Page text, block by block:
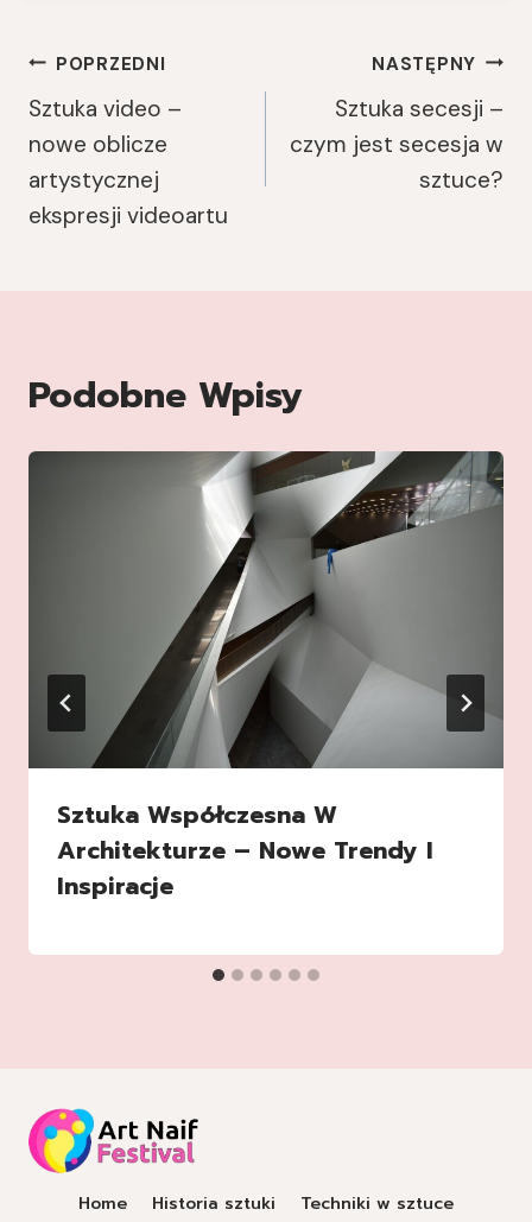
Nawigacja
Wpisu
POPRZEDNI
Sztuka video –
nowe oblicze
artystycznej
ekspresji videoartu
NASTĘPNY
Sztuka secesji –
czym jest secesja w
sztuce?
Podobne Wpisy
Sztuka Współczesna W
Architekturze – Nowe Trendy I
Inspiracje
Home Historia sztuki Techniki w sztuce